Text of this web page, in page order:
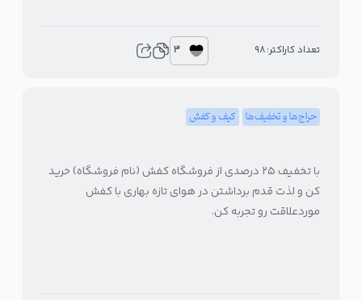
تعداد کاراکتر: 98 3
حراج‌ها و تخفیف‌ها کیف و کفش
با تخفیف ۲۵ درصدی از فروشگاه کفش (نام فروشگاه) خرید
کن و لذت قدم برداشتن در هوای تازه بهاری با کفش
موردعلاقت رو تجربه کن.